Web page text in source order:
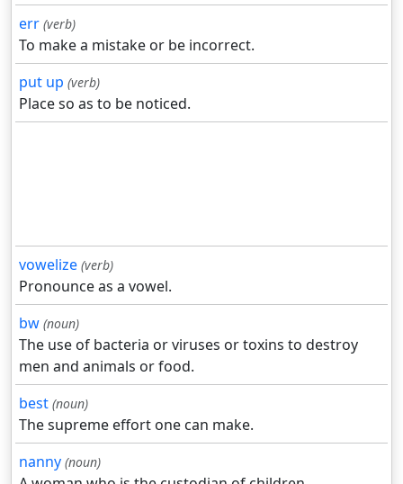
err (verb)
To make a mistake or be incorrect.
put up (verb)
Place so as to be noticed.
vowelize (verb)
Pronounce as a vowel.
bw (noun)
The use of bacteria or viruses or toxins to destroy
men and animals or food.
best (noun)
The supreme effort one can make.
nanny (noun)